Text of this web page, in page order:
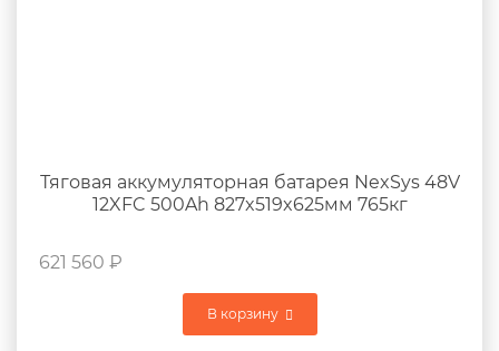
Тяговая аккумуляторная батарея NexSys 48V
12XFC 500Ah 827x519x625мм 765кг
621 560 ₽
В корзину